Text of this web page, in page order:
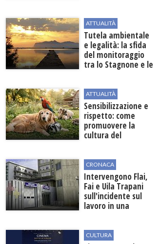
ATTUALITÀ
Tutela ambientale
e legalità: la sfida
del monitoraggio
tra lo Stagnone e le
ATTUALITÀ
Sensibilizzazione e
rispetto: come
promuovere la
cultura del
82/2025
CRONACA
Intervengono Flai,
Fai e Uila Trapani
sull'incidente sul
lavoro in una
CULTURA